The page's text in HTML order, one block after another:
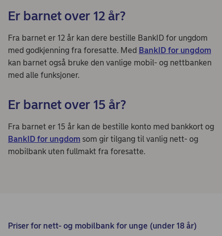
Er barnet over 12 år?
Fra barnet er 12 år kan dere bestille BankID for ungdom
med godkjenning fra foresatte. Med BankID for ungdom
kan barnet også bruke den vanlige mobil- og nettbanken
med alle funksjoner.
Er barnet over 15 år?
Fra barnet er 15 år kan de bestille konto med bankkort og
BankID for ungdom som gir tilgang til vanlig nett- og
mobilbank uten fullmakt fra foresatte.
Priser for nett- og mobilbank for unge (under 18 år)